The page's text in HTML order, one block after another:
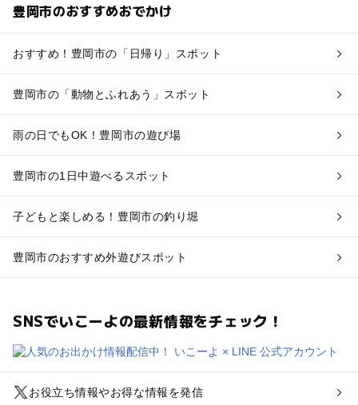
豊岡市のおすすめおでかけ
おすすめ！豊岡市の「日帰り」スポット
豊岡市の「動物とふれあう」スポット
雨の日でもOK！豊岡市の遊び場
豊岡市の1日中遊べるスポット
子どもと楽しめる！豊岡市の釣り堀
豊岡市のおすすめ外遊びスポット
SNSでいこーよの最新情報をチェック！
お役立ち情報やお得な情報を発信